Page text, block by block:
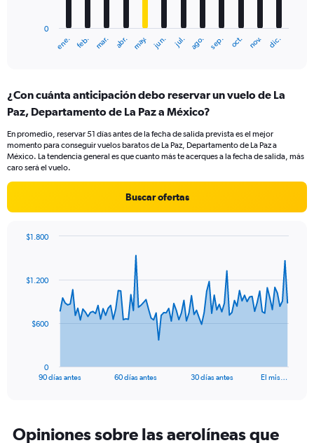
Range:
12
The
chart
has
1
values.
1200.
ene. feb. mar. abr. may. jun. jul. ago. sep. oct. nov. dic.
0
¿Con cuánta anticipación debo reservar un vuelo de La
Paz, Departamento de La Paz a México?
En promedio, reservar 51 días antes de la fecha de salida prevista es el mejor
momento para conseguir vuelos baratos de La Paz, Departamento de La Paz a
México. La tendencia general es que cuanto más te acerques a la fecha de salida, más
caro será el vuelo.
Buscar ofertas
data
The
Range:
90 días antes 60 días antes 30 días antes El mis…
0
$600
$1.200
$1.800
Opiniones sobre las aerolíneas que